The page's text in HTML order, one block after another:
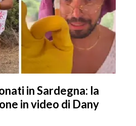
in Sardegna: la
in video di Dany